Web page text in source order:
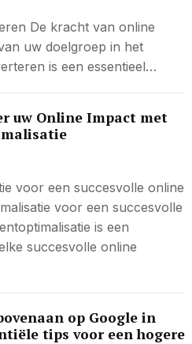
De kracht van online
uw doelgroep in het
is een essentieel…
uw Online Impact met
voor een succesvolle online
voor een succesvolle
is een
succesvolle online
op Google in
tips voor een hogere